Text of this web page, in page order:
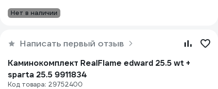
Нет в наличии
Написать первый отзыв
Каминокомплект RealFlame edward 25.5 wt +
sparta 25.5 9911834
Код товара: 29752400